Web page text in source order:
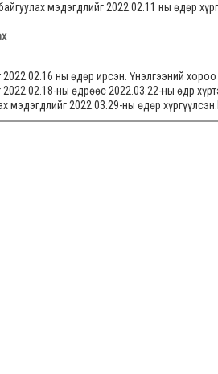
мэдэгдлийг 2022.02.11 ны өдөр
ны өдөр ирсэн. Үнэлгээний
2022.02.18-ны өдрөөс 2022.03.22-ны өдр
мэдэгдлийг 2022.03.29-ны өдөр